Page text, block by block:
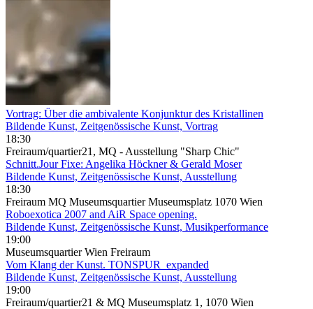
Vortrag: Über die ambivalente Konjunktur des Kristallinen
Bildende Kunst, Zeitgenössische Kunst, Vortrag
18:30
Freiraum/quartier21, MQ - Ausstellung "Sharp Chic"
Schnitt.Jour Fixe: Angelika Höckner & Gerald Moser
Bildende Kunst, Zeitgenössische Kunst, Ausstellung
18:30
Freiraum MQ Museumsquartier Museumsplatz 1070 Wien
Roboexotica 2007 and AiR Space opening.
Bildende Kunst, Zeitgenössische Kunst, Musikperformance
19:00
Museumsquartier Wien Freiraum
Vom Klang der Kunst. TONSPUR_expanded
Bildende Kunst, Zeitgenössische Kunst, Ausstellung
19:00
Freiraum/quartier21 & MQ Museumsplatz 1, 1070 Wien